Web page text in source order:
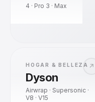
4 · Pro 3 · Max
↗
HOGAR & BELLEZA
Dyson
Airwrap · Supersonic ·
V8 · V15